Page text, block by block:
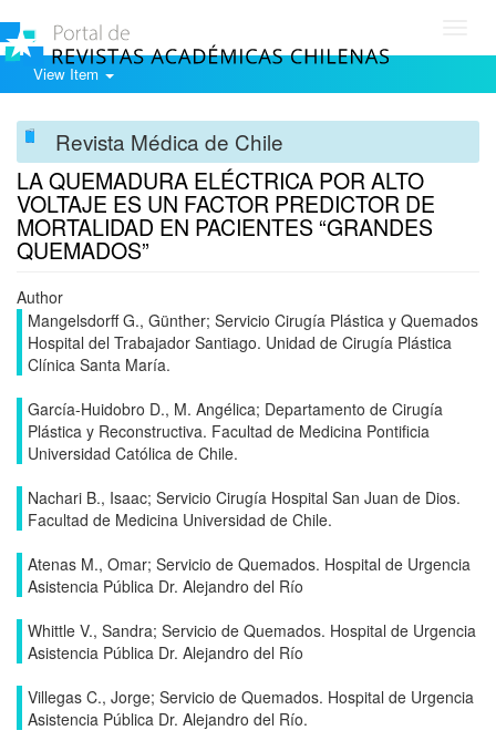
View Item
Revista Médica de Chile
LA QUEMADURA ELÉCTRICA POR ALTO
VOLTAJE ES UN FACTOR PREDICTOR DE
MORTALIDAD EN PACIENTES “GRANDES
QUEMADOS”
Author
Mangelsdorff G., Günther; Servicio Cirugía Plástica y Quemados
Hospital del Trabajador Santiago. Unidad de Cirugía Plástica
Clínica Santa María.
García-Huidobro D., M. Angélica; Departamento de Cirugía
Plástica y Reconstructiva. Facultad de Medicina Pontificia
Universidad Católica de Chile.
Nachari B., Isaac; Servicio Cirugía Hospital San Juan de Dios.
Facultad de Medicina Universidad de Chile.
Atenas M., Omar; Servicio de Quemados. Hospital de Urgencia
Asistencia Pública Dr. Alejandro del Río
Whittle V., Sandra; Servicio de Quemados. Hospital de Urgencia
Asistencia Pública Dr. Alejandro del Río
Villegas C., Jorge; Servicio de Quemados. Hospital de Urgencia
Asistencia Pública Dr. Alejandro del Río.